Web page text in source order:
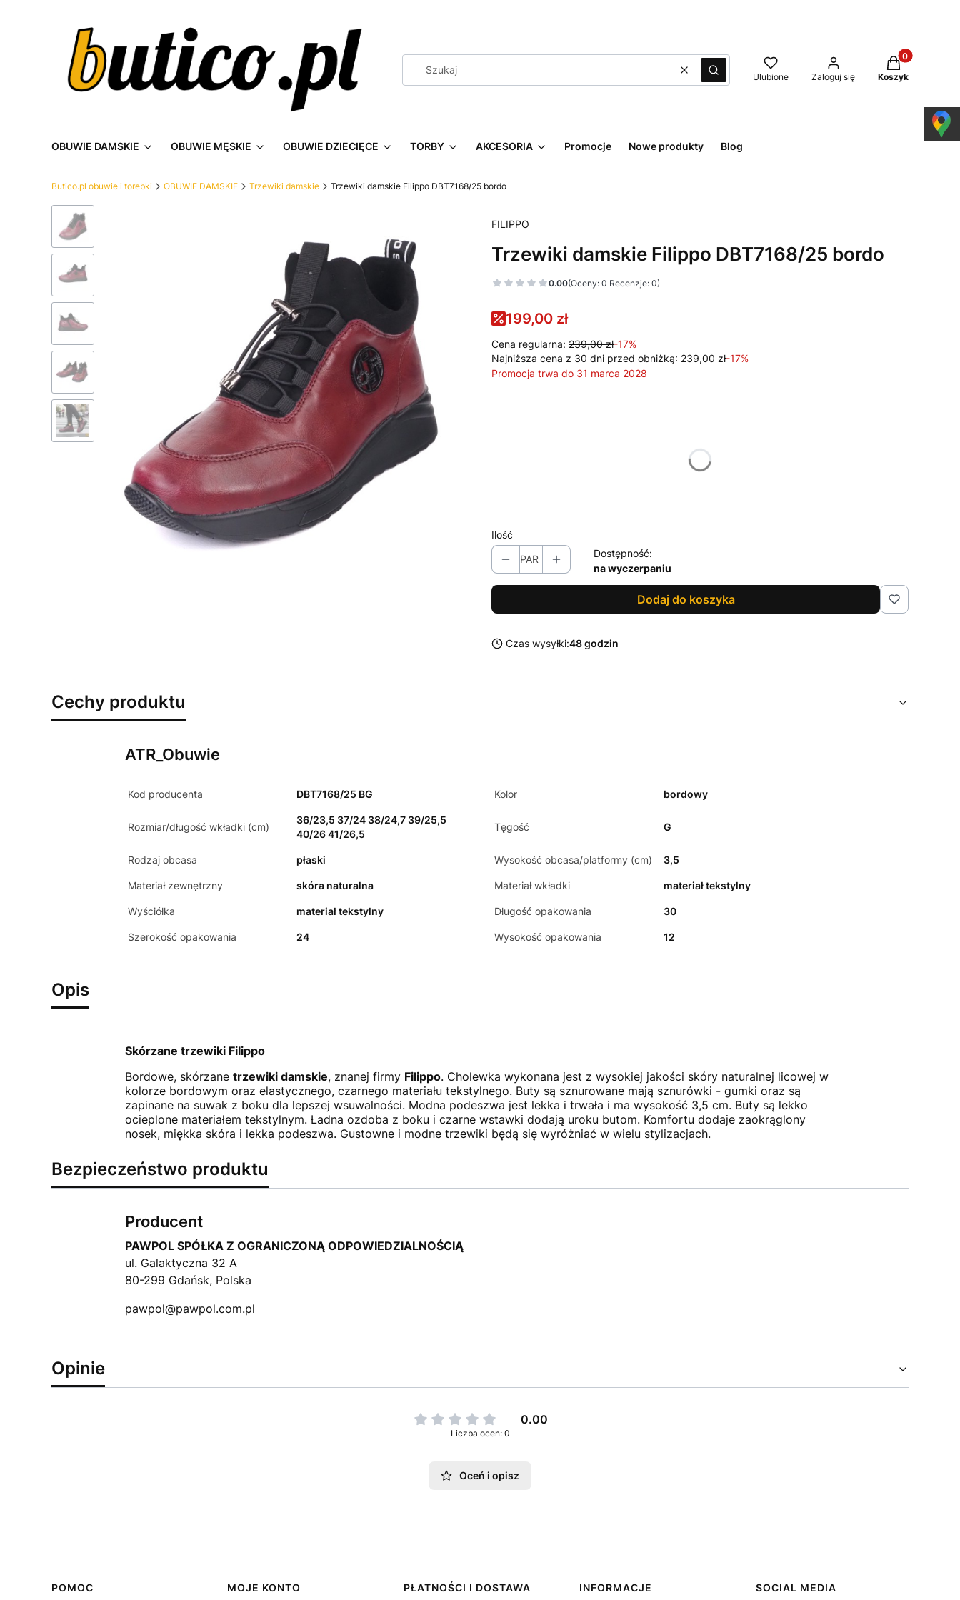
WyczyśćSzukaj Ulubione Zaloguj się
Produkty w
Koszyk
OBUWIE DAMSKIE OBUWIE MĘSKIE OBUWIE DZIECIĘCE TORBY AKCESORIA Promocje Nowe produkty Blog
Butico.pl obuwie i torebki OBUWIE DAMSKIE Trzewiki damskie Trzewiki damskie Filippo DBT7168/25 bordo
FILIPPO
Trzewiki damskie Filippo DBT7168/25 bordo
0.00(Oceny: 0 Recenzje: 0)
199,00 zł
Cena regularna: 239,00 zł-17%
Najniższa cena z 30 dni przed obniżką: 239,00 zł-17%
Promocja trwa do 31 marca 2028
Ilość
PAR
Dostępność:
na wyczerpaniu
Dodaj do koszyka
Czas wysyłki:48 godzin
Cechy produktu
ATR_Obuwie
Kod producenta DBT7168/25 BG Kolor bordowy
Rozmiar/długość wkładki (cm)
36/23,5 37/24 38/24,7 39/25,5
40/26 41/26,5
Tęgość G
Rodzaj obcasa płaski Wysokość obcasa/platformy (cm) 3,5
Materiał zewnętrzny skóra naturalna Materiał wkładki materiał tekstylny
Wyściółka materiał tekstylny Długość opakowania 30
Szerokość opakowania 24 Wysokość opakowania 12
Opis
Skórzane trzewiki Filippo
Bordowe, skórzane trzewiki damskie, znanej firmy Filippo. Cholewka wykonana jest z wysokiej jakości skóry naturalnej licowej w
kolorze bordowym oraz elastycznego, czarnego materiału tekstylnego. Buty są sznurowane mają sznurówki - gumki oraz są
zapinane na suwak z boku dla lepszej wsuwalności. Modna podeszwa jest lekka i trwała i ma wysokość 3,5 cm. Buty są lekko
ocieplone materiałem tekstylnym. Ładna ozdoba z boku i czarne wstawki dodają uroku butom. Komfortu dodaje zaokrąglony
nosek, miękka skóra i lekka podeszwa. Gustowne i modne trzewiki będą się wyróżniać w wielu stylizacjach.
Bezpieczeństwo produktu
Producent
PAWPOL SPÓŁKA Z OGRANICZONĄ ODPOWIEDZIALNOŚCIĄ
ul. Galaktyczna 32 A
80-299 Gdańsk, Polska
pawpol@pawpol.com.pl
Opinie
0.00
Liczba ocen: 0
Oceń i opisz
Linki w stopce
POMOC MOJE KONTO PŁATNOŚCI I DOSTAWA INFORMACJE SOCIAL MEDIA